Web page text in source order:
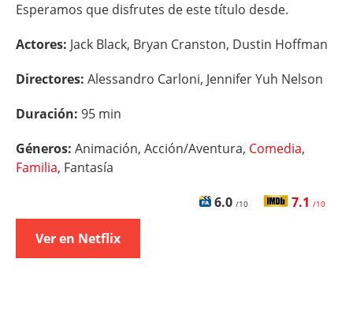
Esperamos que disfrutes de este título desde.
Actores: Jack Black, Bryan Cranston, Dustin Hoffman
Directores: Alessandro Carloni, Jennifer Yuh Nelson
Duración: 95 min
Géneros: Animación, Acción/Aventura, Comedia,
Familia, Fantasía
6.0 /10 7.1 /10
Ver en Netflix